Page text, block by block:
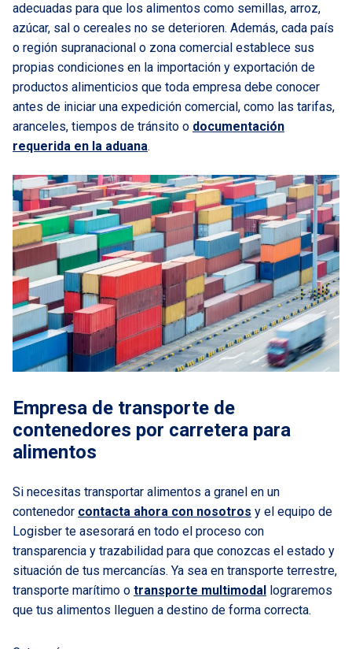
adecuadas para que los alimentos como semillas, arroz,
azúcar, sal o cereales no se deterioren. Además, cada país
o región supranacional o zona comercial establece sus
propias condiciones en la importación y exportación de
productos alimenticios que toda empresa debe conocer
antes de iniciar una expedición comercial, como las tarifas,
aranceles, tiempos de tránsito o documentación
requerida en la aduana.
Empresa de transporte de
contenedores por carretera para
alimentos
Si necesitas transportar alimentos a granel en un
contenedor contacta ahora con nosotros y el equipo de
Logisber te asesorará en todo el proceso con
transparencia y trazabilidad para que conozcas el estado y
situación de tus mercancías. Ya sea en transporte terrestre,
transporte marítimo o transporte multimodal lograremos
que tus alimentos lleguen a destino de forma correcta.